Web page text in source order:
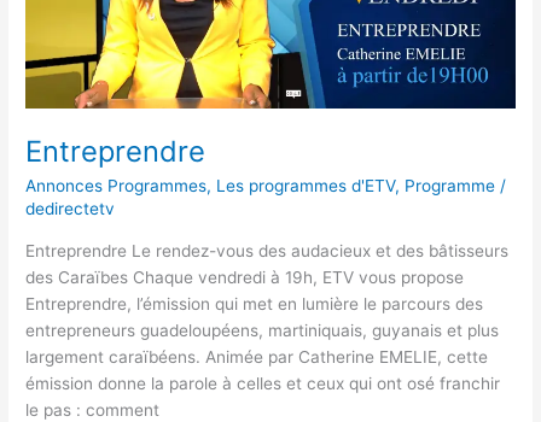
Entreprendre
Annonces Programmes, Les programmes d'ETV, Programme /
dedirectetv
Entreprendre Le rendez-vous des audacieux et des bâtisseurs
des Caraïbes Chaque vendredi à 19h, ETV vous propose
Entreprendre, l’émission qui met en lumière le parcours des
entrepreneurs guadeloupéens, martiniquais, guyanais et plus
largement caraïbéens. Animée par Catherine EMELIE, cette
émission donne la parole à celles et ceux qui ont osé franchir
le pas : comment